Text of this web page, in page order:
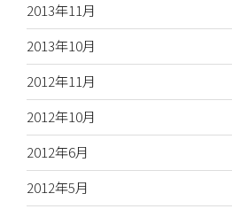
2013年11月
2013年10月
2012年11月
2012年10月
2012年6月
2012年5月